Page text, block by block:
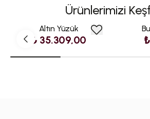
Ürünlerimizi
Altın Yüzük
₺ 35.309,00